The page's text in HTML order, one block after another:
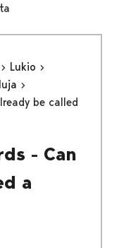
Lukio
be called
- Can
a